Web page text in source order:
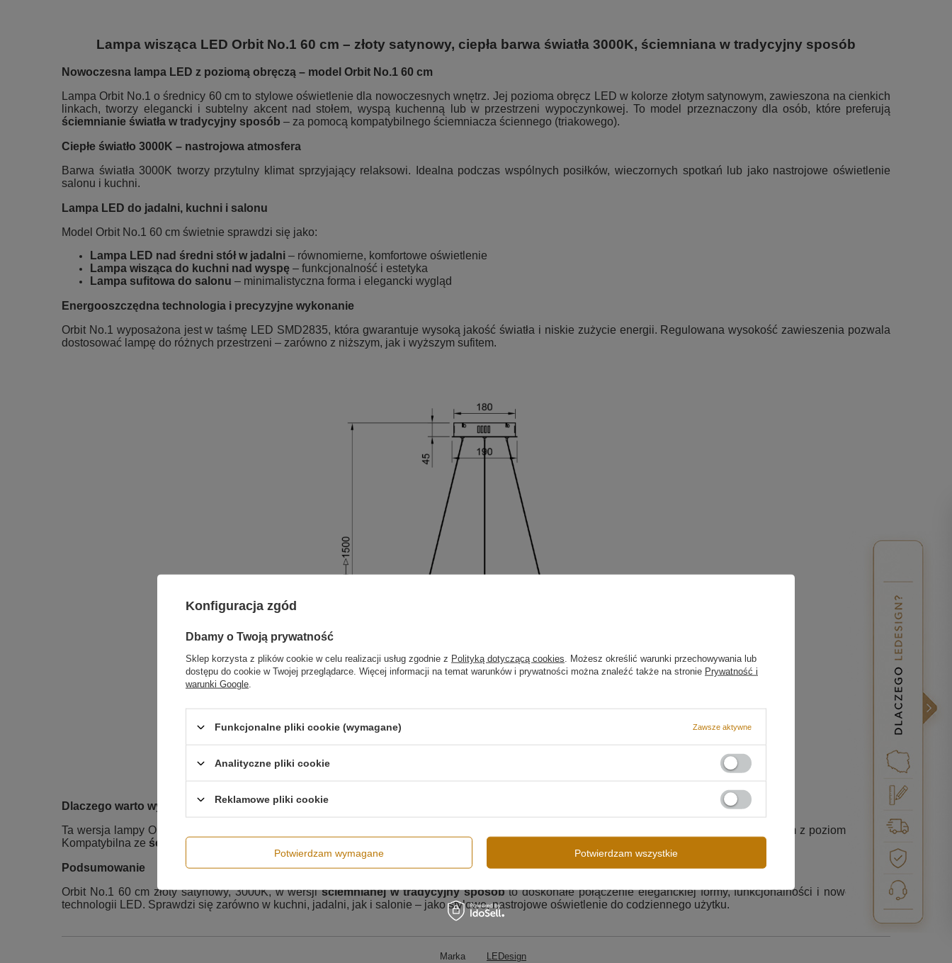
Lampa wisząca LED Orbit No.1 60 cm – złoty satynowy, ciepła barwa światła 3000K, ściemniana w tradycyjny sposób
Nowoczesna lampa LED z poziomą obręczą – model Orbit No.1 60 cm
Lampa Orbit No.1 o średnicy 60 cm to stylowe oświetlenie dla nowoczesnych wnętrz. Jej pozioma obręcz LED w kolorze złotym satynowym, zawieszona na cienkich
linkach, tworzy elegancki i subtelny akcent nad stołem, wyspą kuchenną lub w przestrzeni wypoczynkowej. To model przeznaczony dla osób, które preferują
ściemnianie światła w tradycyjny sposób – za pomocą kompatybilnego ściemniacza ściennego (triakowego).
Ciepłe światło 3000K – nastrojowa atmosfera
Barwa światła 3000K tworzy przytulny klimat sprzyjający relaksowi. Idealna podczas wspólnych posiłków, wieczornych spotkań lub jako nastrojowe oświetlenie
salonu i kuchni.
Lampa LED do jadalni, kuchni i salonu
Model Orbit No.1 60 cm świetnie sprawdzi się jako:
Lampa LED nad średni stół w jadalni – równomierne, komfortowe oświetlenie
Lampa wisząca do kuchni nad wyspę – funkcjonalność i estetyka
Lampa sufitowa do salonu – minimalistyczna forma i elegancki wygląd
Energooszczędna technologia i precyzyjne wykonanie
Orbit No.1 wyposażona jest w taśmę LED SMD2835, która gwarantuje wysoką jakość światła i niskie zużycie energii. Regulowana wysokość zawieszenia pozwala
dostosować lampę do różnych przestrzeni – zarówno z niższym, jak i wyższym sufitem.
Dlaczego warto wybrać wersję triakową?
Ta wersja lampy Orbit No.1 60 cm została zaprojektowana z myślą o osobach, które cenią klasyczne rozwiązania i wygodę sterowania światłem z poziomu ściany.
Kompatybilna ze ściemniaczem ściennym (triakowym) , umożliwia łatwą regulację natężenia światła bez potrzeby używania pilota czy aplikacji.
Podsumowanie
Orbit No.1 60 cm złoty satynowy, 3000K, w wersjiściemnianej w tradycyjny sposóbto doskonałe połączenie eleganckiej formy, funkcjonalności i nowoczesnej
technologii LED. Sprawdzi się zarówno w kuchni, jadalni, jak i salonie – jako stylowe, nastrojowe oświetlenie do codziennego użytku.
Marka LEDesign
Konfiguracja zgód
Dbamy o Twoją prywatność
Sklep korzysta z plików cookie w celu realizacji usług zgodnie z Polityką dotyczącą cookies . Możesz określić warunki przechowywania lub
dostępu do cookie w Twojej przeglądarce. Więcej informacji na temat warunków i prywatności można znaleźć także na stronie Prywatność i
warunki Google
Funkcjonalne pliki cookie (wymagane) Zawsze aktywne
Analityczne pliki cookie
Reklamowe pliki cookie
Potwierdzam wymagane Potwierdzam wszystkie